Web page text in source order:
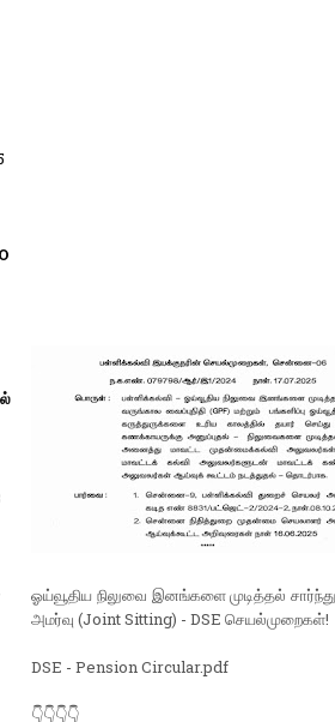
ஓய்வூதிய நிலுவை இனங்களை முடித்தல்
அமர்வு (Joint Sitting) - DSE செயல்முறைகள்!
DSE - Pension Circular.pdf
👇👇👇👇